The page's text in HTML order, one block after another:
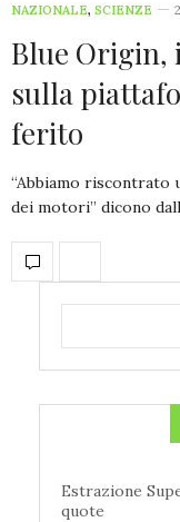
NAZIONALE, SCIENZE
Blue Origin,
sulla
ferito
“Abbiamo riscontrato
dei motori” dicono
Estrazione
quote